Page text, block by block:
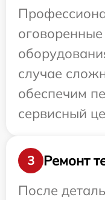
случае
обеспечим
сервисный
3
Ремонт
После